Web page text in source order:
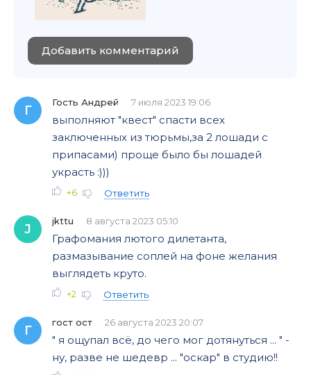
Добавить комментарий
Г
Гость Андрей 7 июля 2023 19:06
выполняют "квест" спасти всех
заключенных из тюрьмы,за 2 лошади с
припасами) проще было бы лошадей
украсть :)))
+6 Ответить
J
jkttu 8 августа 2023 05:10
Графомания лютого дилетанта,
размазывание соплей на фоне желания
выглядеть круто.
+2 Ответить
Г
гост ост 26 августа 2023 20:07
" я ощупал всё, до чего мог дотянуться ... " -
ну, разве не шедевр ... "оскар" в студию!!